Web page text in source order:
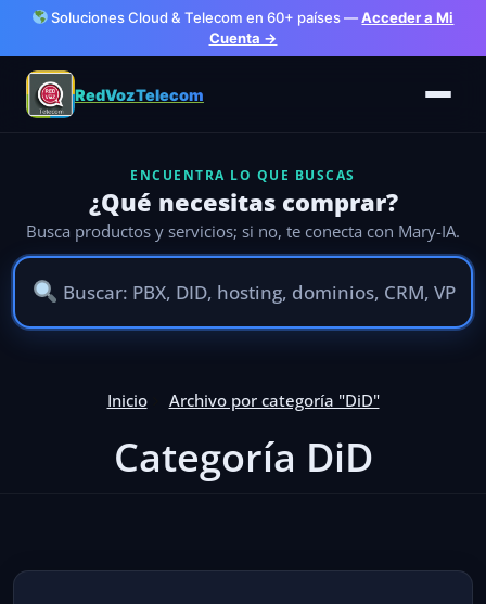
Soluciones Cloud & Telecom en 60+ países —Acceder a Mi
Cuenta →
RedVozTelecom
ENCUENTRA LO QUE BUSCAS
¿Qué necesitas comprar?
Busca productos y servicios; si no, te conecta con Mary-IA.
Inicio Archivo por categoría "DiD"
Categoría DiD